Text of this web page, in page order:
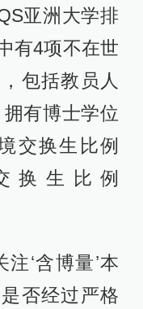
亚洲大学排
有4项不在世
包括教员人
有博士学位
交换生比例
换生比例
‘含博量’本
否经过严格